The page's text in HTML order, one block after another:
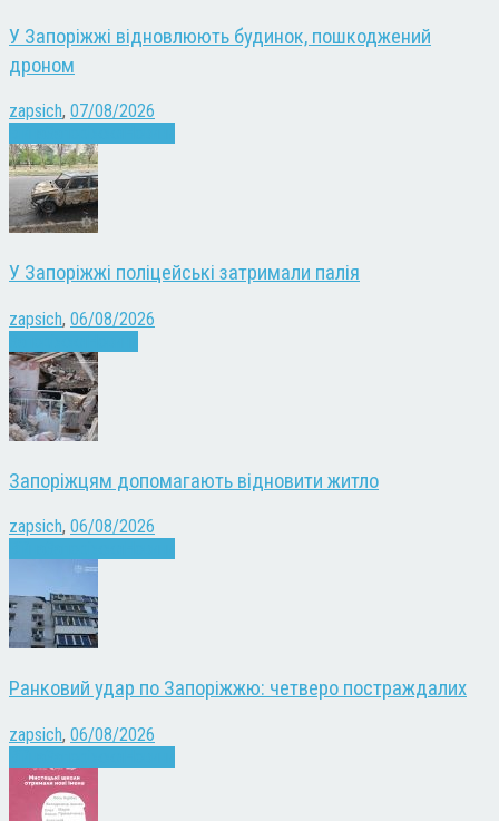
У Запоріжжі відновлюють будинок, пошкоджений
дроном
zapsich, 07/08/2026
У Запоріжжі поліцейські затримали палія
zapsich, 06/08/2026
Запоріжцям допомагають відновити житло
zapsich, 06/08/2026
Ранковий удар по Запоріжжю: четверо постраждалих
zapsich, 06/08/2026